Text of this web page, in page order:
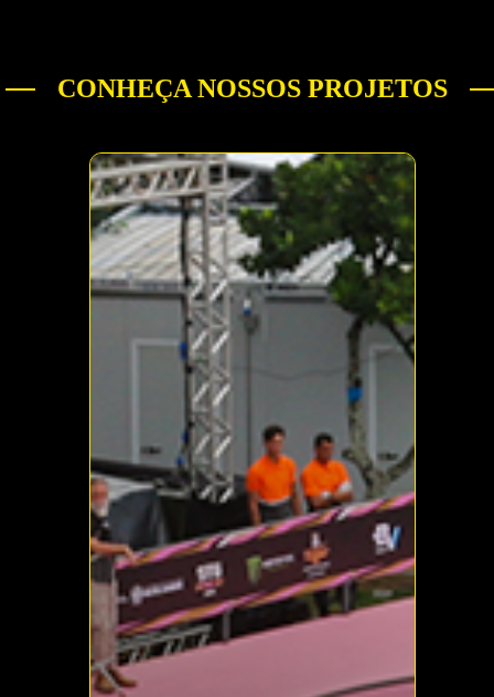
CONHEÇA NOSSOS PROJETOS